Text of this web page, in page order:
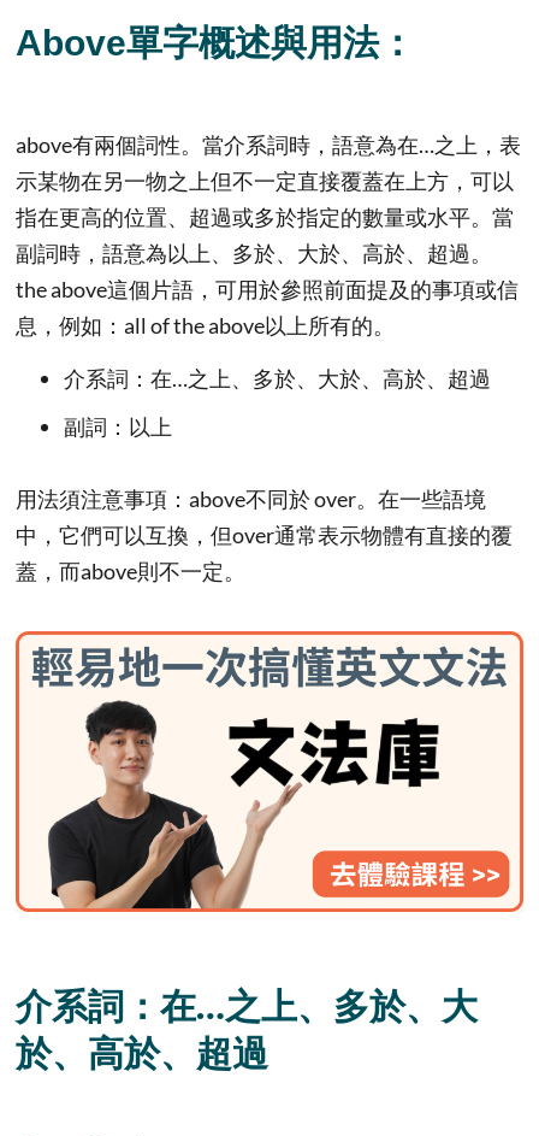
Above單字概述與用法：
above有兩個詞性。當介系詞時，語意為在…之上，表
示某物在另一物之上但不一定直接覆蓋在上方，可以
指在更高的位置、超過或多於指定的數量或水平。當
副詞時，語意為以上、多於、大於、高於、超過。
the above這個片語，可用於參照前面提及的事項或信
息，例如：all of the above以上所有的。
介系詞：在…之上、多於、大於、高於、超過
副詞：以上
用法須注意事項：above不同於 over。在一些語境
中，它們可以互換，但over通常表示物體有直接的覆
蓋，而above則不一定。
介系詞：在…之上、多於、大
於、高於、超過